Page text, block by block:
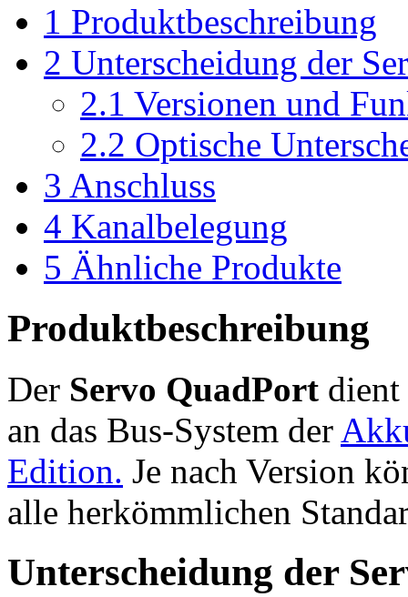
1 Produktbeschreibung
2 Unterscheidung der
2.1 Versionen und
2.2 Optische
3 Anschluss
4 Kanalbelegung
5 Ähnliche Produkte
Produktbeschreibung
Der Servo QuadPort dient
an das Bus-System der
Edition. Je nach Version
alle herkömmlichen
Unterscheidung der